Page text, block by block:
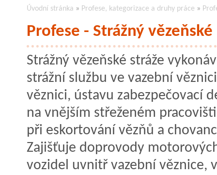
Úvodní stránka » Profese, kategorizace a druhy práce »
Profese - Strážný vězeňské
Strážný vězeňské stráže
strážní službu ve vazební
věznici, ústavu zabezpečovací
na vnějším střeženém
při eskortování vězňů a
Zajišťuje doprovody
vozidel uvnitř vazební věznice,